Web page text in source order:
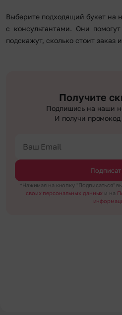
Выберите подходящий букет на
с консультантами. Они
подскажут, сколько стоит заказ
Получите
Подпишись на наши
И получи промокод
*Нажимая на кнопку "Подписаться"
своих персональных данных и на